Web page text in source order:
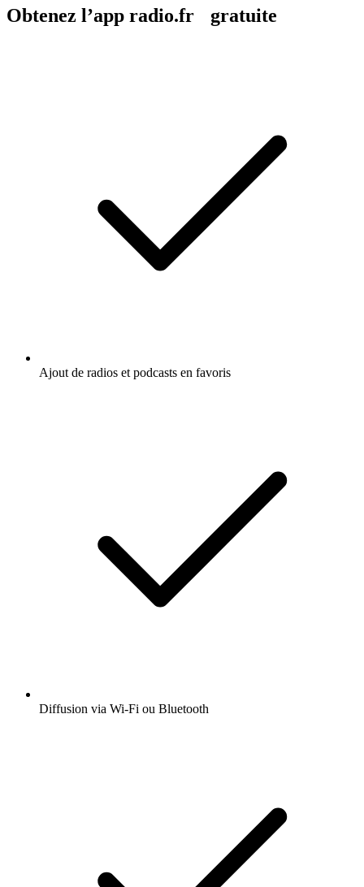
Obtenez l’app radio.fr gratuite
Ajout de radios et podcasts en favoris
Diffusion via Wi-Fi ou Bluetooth